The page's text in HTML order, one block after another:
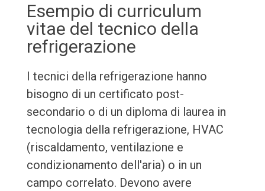
Esempio di curriculum
vitae del tecnico della
refrigerazione
I tecnici della refrigerazione hanno
bisogno di un certificato post-
secondario o di un diploma di laurea in
tecnologia della refrigerazione, HVAC
(riscaldamento, ventilazione e
condizionamento dell'aria) o in un
campo correlato. Devono avere